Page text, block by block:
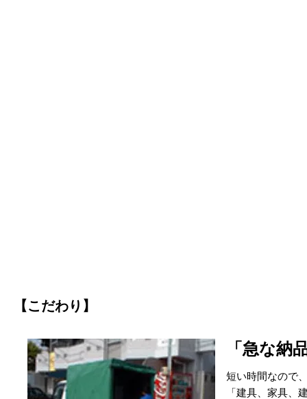
【こだわり】
「急な納
短い時間なので
「建具、家具、